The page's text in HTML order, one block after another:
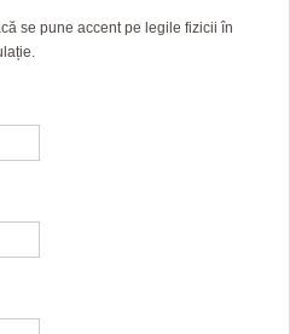
se pune accent pe legile fizicii în